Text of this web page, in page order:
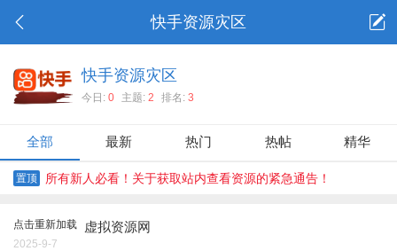
快手资源灾区
快手资源灾区
今日: 0 主题: 2 排名: 3
全部 最新 热门 热帖 精华
置顶 所有新人必看！关于获取站内查看资源的紧急通告！
点击重新加载 虚拟资源网
2025-9-7